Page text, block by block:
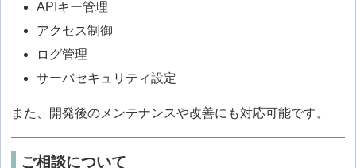
APIキー管理
アクセス制御
ログ管理
サーバセキュリティ設定
また、開発後のメンテナンスや改善にも対応可能です。
ご相談について